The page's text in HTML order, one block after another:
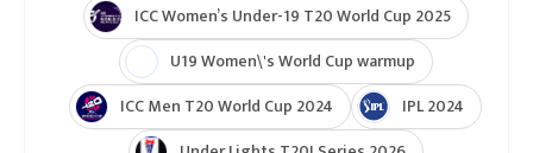
ICC Women’s Under-19 T20 World Cup 2025
U19 Women\'s World Cup warmup
ICC Men T20 World Cup 2024
IPL 2024